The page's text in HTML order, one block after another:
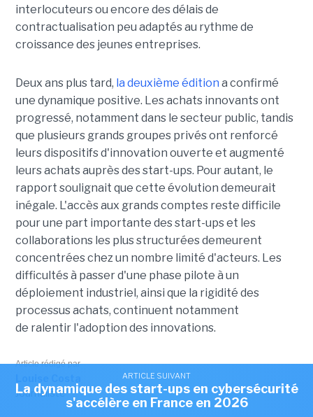
interlocuteurs ou encore des délais de
contractualisation peu adaptés au rythme de
croissance des jeunes entreprises.
Deux ans plus tard, la deuxième édition a confirmé
une dynamique positive. Les achats innovants ont
progressé, notamment dans le secteur public, tandis
que plusieurs grands groupes privés ont renforcé
leurs dispositifs d'innovation ouverte et augmenté
leurs achats auprès des start-ups. Pour autant, le
rapport soulignait que cette évolution demeurait
inégale. L'accès aux grands comptes reste difficile
pour une part importante des start-ups et les
collaborations les plus structurées demeurent
concentrées chez un nombre limité d'acteurs. Les
difficultés à passer d'une phase pilote à un
déploiement industriel, ainsi que la rigidité des
processus achats, continuent notamment
de ralentir l'adoption des innovations.
Article rédigé par
Journaliste
ARTICLE SUIVANT
La dynamique des start-ups en cybersécurité
s'accélère en France en 2026